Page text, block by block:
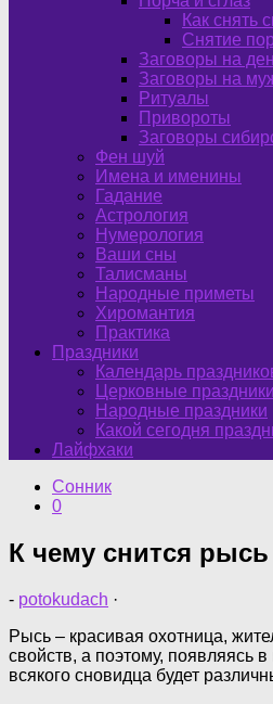
Как снять
Снятие
Заговоры на
Заговоры на
Ритуалы
Привороты
Заговоры
Фен шуй
Имена и именины
Гадание
Астрология
Нумерология
Ваши сны
Талисманы
Народные приметы
Хиромантия
Практика
Праздники
Календарь
Церковные праздники
Народные праздники
Какой сегодня
Лайфхаки
Сонник
0
К чему снится
- potokudach ·
Рысь – красивая охотница,
свойств, а поэтому, появляясь
всякого сновидца будет